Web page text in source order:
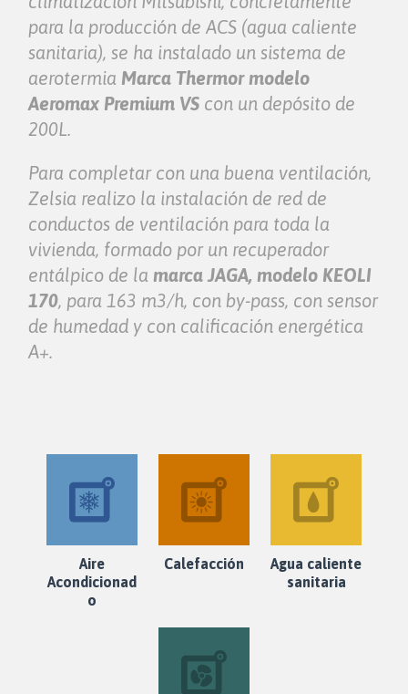
para la producción de ACS (agua caliente
sanitaria), se ha instalado un sistema de
aerotermia Marca Thermor modelo
Aeromax Premium VS con un depósito de
200L.
Para completar con una buena ventilación,
Zelsia realizo la instalación de red de
conductos de ventilación para toda la
vivienda, formado por un recuperador
entálpico de la marca JAGA, modelo KEOLI
170, para 163 m3/h, con by-pass, con sensor
de humedad y con calificación energética
A+.
Aire
Acondicionad
o
Calefacción
Agua caliente
sanitaria